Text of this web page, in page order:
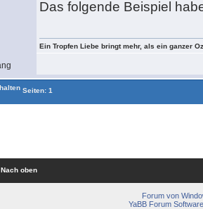
Das folgende Beispiel
Ein Tropfen Liebe bringt mehr, als ein ganzer
Seiten: 1
Nach oben
Forum von
YaBB Forum Software